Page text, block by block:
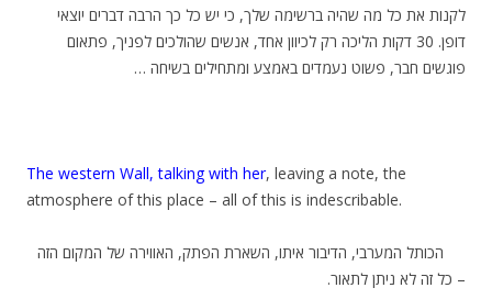
לקנות את כל מה שהיה ברשימה שלך, כי יש כל כך הרבה דברים יוצאי
דופן. 30 דקות הליכה רק לכיוון אחד, אנשים שהולכים לפניך, פתאום
פוגשים חבר, פשוט נעמדים באמצע ומתחילים בשיחה …
The western Wall, talking with her, leaving a note, the
atmosphere of this place – all of this is indescribable.
הכותל המערבי, הדיבור איתו, השארת הפתק, האווירה של המקום הזה
– כל זה לא ניתן לתאור.